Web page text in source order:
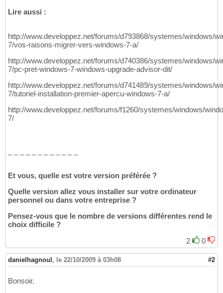
Lire aussi :
http://www.developpez.net/forums/d793868/systemes/windows/
7/vos-raisons-migrer-vers-windows-7-a/
http://www.developpez.net/forums/d740386/systemes/windows/
7/pc-pret-windows-7-windows-upgrade-advisor-dit/
http://www.developpez.net/forums/d741489/systemes/windows/
7/tutoriel-installation-premier-apercu-windows-7-a/
http://www.developpez.net/forums/f1260/systemes/windows/
7/
Et vous, quelle est votre version préférée ?
Quelle version allez vous installer sur votre ordinateur
personnel ou dans votre entreprise ?
Pensez-vous que le nombre de versions différentes rend le
choix difficile ?
2
0
danielhagnoul , le 22/10/2009 à 03h08 #2
Bonsoir.